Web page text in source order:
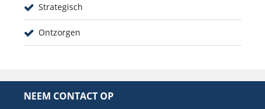
Strategisch
Ontzorgen
NEEM CONTACT OP